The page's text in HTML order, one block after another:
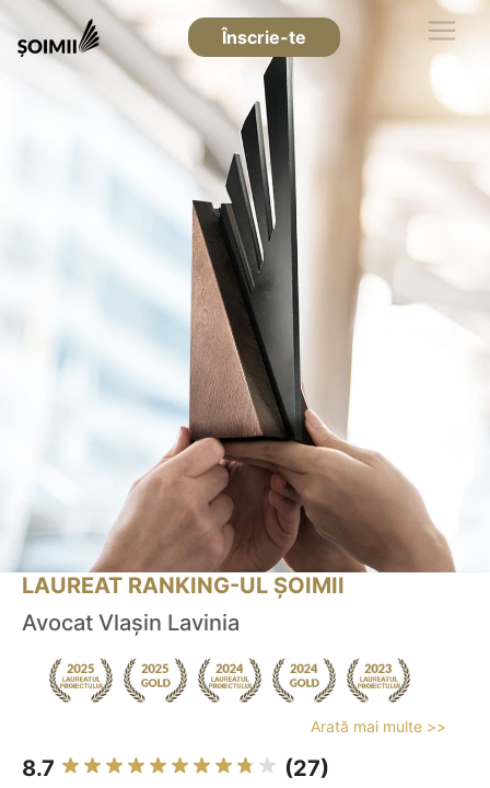
Înscrie-te
LAUREAT RANKING-UL ȘOIMII
Avocat Vlașin Lavinia
Arată mai multe >>
8.7 (27)